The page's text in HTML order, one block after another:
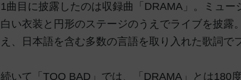
1曲目に披露したのは収録曲「DRAMA」。ミュ
白い衣装と円形のステージのうえでライブを披露
え、日本語を含む多数の言語を取り入れた歌詞で
続いて「TOO BAD」では、「DRAMA」とは180